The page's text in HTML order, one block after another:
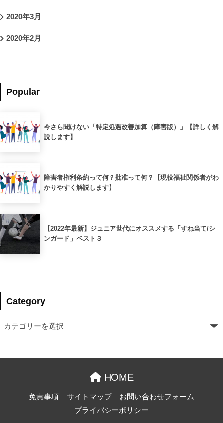
2020年3月
2020年2月
Popular
今さら聞けない「特定処遇改善加算（障害版）」【詳しく解
説します】
障害者権利条約って何？批准って何？【現役福祉関係者がわ
かりやすく解説します】
【2022年最新】ジュニア世代にオススメする「すね当て/シ
ンガード」ベスト３
Category
HOME
免責事項 サイトマップ
お問い合わせフォーム
プライバシーポリシー